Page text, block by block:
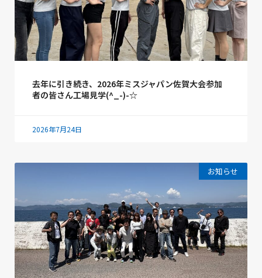
去年に引き続き、2026年ミスジャパン佐賀大会参加
者の皆さん工場見学(^_-)-☆
2026年7月24日
お知らせ